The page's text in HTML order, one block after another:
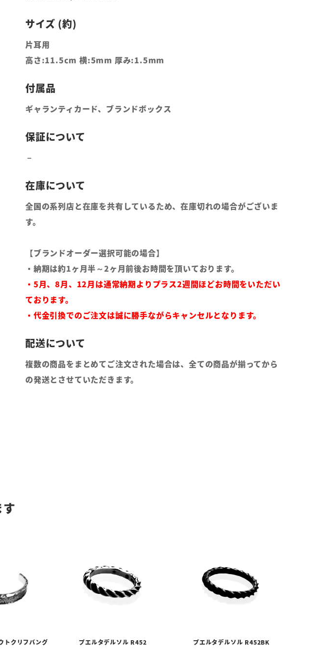
片耳用
高さ:11.5cm 横:5mm 厚み:1.5mm
ギャランティカード、ブランドボックス
全国の系列店と在庫を共有しているため、在庫切れの場合がございま
す。
【ブランドオーダー選択可能の場合】
・納期は約1ヶ月半～2ヶ月前後お時間を頂いております。
・5月、8月、12月は通常納期よりプラス2週間ほどお時間をいただい
ております。
・代金引換でのご注文は誠に勝手ながらキャンセルとなります。
複数の商品をまとめてご注文された場合は、全ての商品が揃ってから
の発送とさせていただきます。
トクリフバング
プエルタデルソル R452 プエルタデルソル R452BK